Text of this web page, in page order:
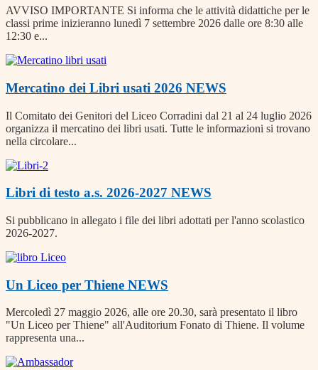
AVVISO IMPORTANTE Si informa che le attività didattiche per le
classi prime inizieranno lunedì 7 settembre 2026 dalle ore 8:30 alle
12:30 e...
Mercatino dei Libri usati 2026 NEWS
Il Comitato dei Genitori del Liceo Corradini dal 21 al 24 luglio 2026
organizza il mercatino dei libri usati. Tutte le informazioni si trovano
nella circolare...
Libri di testo a.s. 2026-2027 NEWS
Si pubblicano in allegato i file dei libri adottati per l'anno scolastico
2026-2027.
Un Liceo per Thiene NEWS
Mercoledì 27 maggio 2026, alle ore 20.30, sarà presentato il libro
"Un Liceo per Thiene" all'Auditorium Fonato di Thiene. Il volume
rappresenta una...